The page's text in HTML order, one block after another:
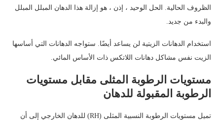
الظروف الحالية. الحل الوحيد ، إذن ، هو إزالة هذا الدهان المبلل المبلل
والبدء من جديد.
استخدام الدهانات الزيتية لن يساعد أيضًا. ستواجه الدهانات التي أساسها
الزيت نفس مشاكل دهانات اللاتكس ذات الأساس المائي.
مستويات الرطوبة المثلى مقابل مستويات
الرطوبة المقبولة للدهان
تميل مستويات الرطوبة النسبية المثلى (RH) للدهان الخارجي إلى أن